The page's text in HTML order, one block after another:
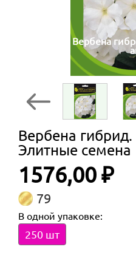
Вербена
Вербена
Элитные семена
1576,00 ₽
79
В одной упаковке:
250 шт